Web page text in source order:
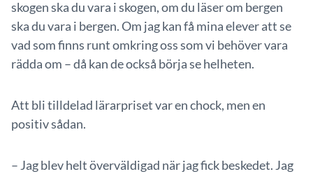
skogen ska du vara i skogen, om du läser om bergen
ska du vara i bergen. Om jag kan få mina elever att se
vad som finns runt omkring oss som vi behöver vara
rädda om – då kan de också börja se helheten.
Att bli tilldelad lärarpriset var en chock, men en
positiv sådan.
– Jag blev helt överväldigad när jag fick beskedet. Jag